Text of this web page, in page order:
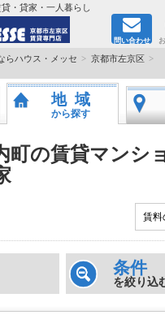
・貸家・一人暮らし
問い合わせ
大学生さんに
へ
ション？賃家？
集
らハウス・メッセ
京都市左京区
地域
から探す
町の賃貸マンシ
条件
を絞り込